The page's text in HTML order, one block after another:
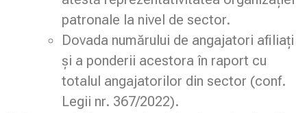
patronale la nivel de sector.
Dovada numărului de angajatori afiliați
și a ponderii acestora în raport cu
totalul angajatorilor din sector (conf.
Legii nr. 367/2022).